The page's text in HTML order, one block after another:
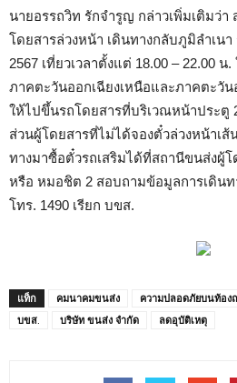
นายอรรถวิท รักจำรูญ กล่าวเพิ่มเติมว่
โดยสารล่วงหน้า เดินทางกลับภูมิลำเนา
2567 เที่ยวเวลาตั้งแต่ 18.00 – 22.00
ภาคตะวันออกเฉียงเหนือและภาคตะวั
ให้ไปขึ้นรถโดยสารที่บริเวณหน้าประตู
ส่วนผู้โดยสารที่ไม่ได้จองตั๋วล่วงหน้าเส้
ทางมาซื้อตั๋วรถเสริมได้ที่สถานีขนส่งผู้โ
หรือ หมอชิต 2 สอบถามข้อมูลการเดินท
โทร. 1490 เรียก บขส.
แท็ก คมนาคมขนส่ง ความปลอดภัยบนท้อง
บขส.
บริษัท ขนส่ง จำกัด ลดอุบัติเหตุ